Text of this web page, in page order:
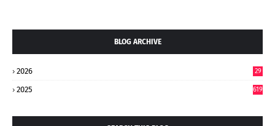
BLOG ARCHIVE
2026
29
2025 619